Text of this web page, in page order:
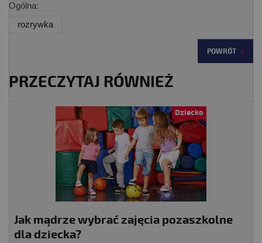
Ogólna:
rozrywka
POWRÓT
PRZECZYTAJ RÓWNIEŻ
Dziecko
Jak mądrze wybrać zajęcia pozaszkolne
dla dziecka?